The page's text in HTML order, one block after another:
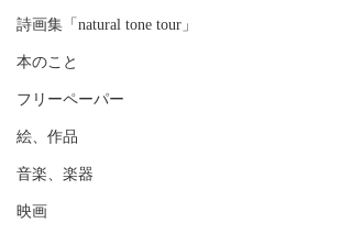
詩画集「natural tone tour」
本のこと
フリーペーパー
絵、作品
音楽、楽器
映画